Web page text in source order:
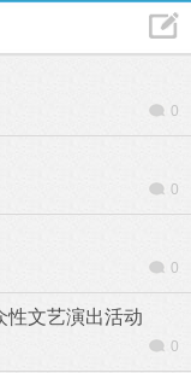
0
0
0
性文艺演出活动
0